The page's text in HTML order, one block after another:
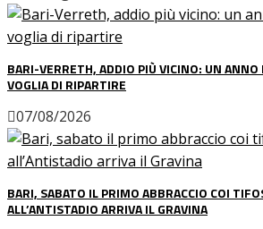
BARI-VERRETH, ADDIO PIÙ VICINO: UN ANNO
VOGLIA DI RIPARTIRE
07/08/2026
BARI, SABATO IL PRIMO ABBRACCIO COI
ALL’ANTISTADIO ARRIVA IL GRAVINA